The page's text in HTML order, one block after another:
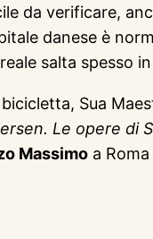
da verificare,
danese è
salta
Sua
Le opere di
Massimo a